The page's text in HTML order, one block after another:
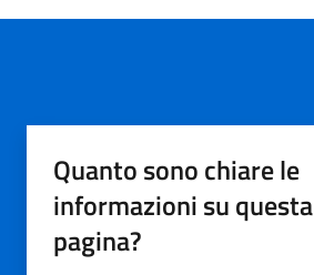
Quanto sono chiare le
informazioni su questa
pagina?